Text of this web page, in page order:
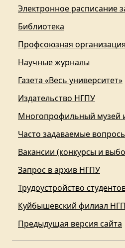
Электронное расписание
Библиотека
Профсоюзная
Научные журналы
Газета «Весь университет»
Издательство НГПУ
Многопрофильный музей
Часто задаваемые
Вакансии (конкурсы и
Запрос в архив НГПУ
Трудоустройство
Куйбышевский филиал
Предыдущая версия сайта